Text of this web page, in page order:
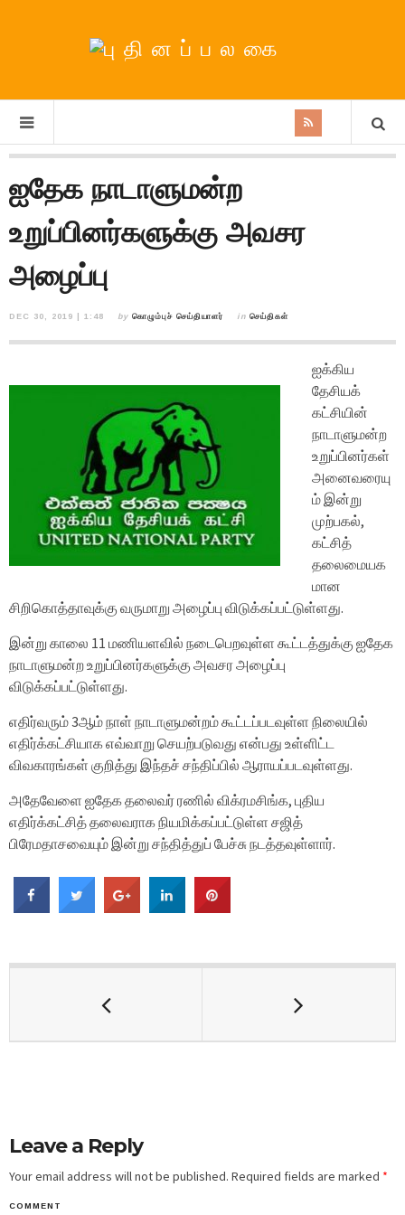
ஐதேக நாடாளுமன்ற
உறுப்பினர்களுக்கு அவசர
அழைப்பு
DEC 30, 2019 | 1:48 by கொழும்புச் செய்தியாளர் in செய்திகள்
ஐக்கிய
தேசியக்
கட்சியின்
நாடாளுமன்ற
உறுப்பினர்கள்
அனைவரையு
ம் இன்று
முற்பகல்,
கட்சித்
தலைமையக
மான
சிறிகொத்தாவுக்கு வருமாறு அழைப்பு விடுக்கப்பட்டுள்ளது.
இன்று காலை 11 மணியளவில் நடைபெறவுள்ள கூட்டத்துக்கு ஐதேக
நாடாளுமன்ற உறுப்பினர்களுக்கு அவசர அழைப்பு
விடுக்கப்பட்டுள்ளது.
எதிர்வரும் 3ஆம் நாள் நாடாளுமன்றம் கூட்டப்படவுள்ள நிலையில்
எதிர்க்கட்சியாக எவ்வாறு செயற்படுவது என்பது உள்ளிட்ட
விவகாரங்கள் குறித்து இந்தச் சந்திப்பில் ஆராயப்படவுள்ளது.
அதேவேளை ஐதேக தலைவர் ரணில் விக்ரமசிங்க, புதிய
எதிர்க்கட்சித் தலைவராக நியமிக்கப்பட்டுள்ள சஜித்
பிரேமதாசவையும் இன்று சந்தித்துப் பேச்சு நடத்தவுள்ளார்.
Leave a Reply
Your email address will not be published. Required fields are marked *
COMMENT